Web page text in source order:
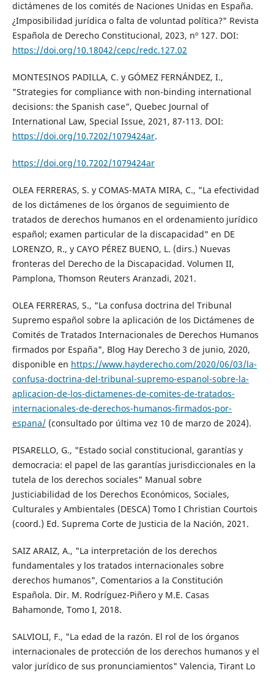
dictámenes de los comités de Naciones Unidas en España.
¿Imposibilidad jurídica o falta de voluntad política?" Revista
Española de Derecho Constitucional, 2023, nº 127. DOI:
https://doi.org/10.18042/cepc/redc.127.02
MONTESINOS PADILLA, C. y GÓMEZ FERNÁNDEZ, I.,
"Strategies for compliance with non-binding international
decisions: the Spanish case", Quebec Journal of
International Law, Special Issue, 2021, 87-113. DOI:
https://doi.org/10.7202/1079424ar.
https://doi.org/10.7202/1079424ar
OLEA FERRERAS, S. y COMAS-MATA MIRA, C., "La efectividad
de los dictámenes de los órganos de seguimiento de
tratados de derechos humanos en el ordenamiento jurídico
español; examen particular de la discapacidad" en DE
LORENZO, R., y CAYO PÉREZ BUENO, L. (dirs.) Nuevas
fronteras del Derecho de la Discapacidad. Volumen II,
Pamplona, Thomson Reuters Aranzadi, 2021.
OLEA FERRERAS, S., "La confusa doctrina del Tribunal
Supremo español sobre la aplicación de los Dictámenes de
Comités de Tratados Internacionales de Derechos Humanos
firmados por España", Blog Hay Derecho 3 de junio, 2020,
disponible en https://www.hayderecho.com/2020/06/03/la-
confusa-doctrina-del-tribunal-supremo-espanol-sobre-la-
aplicacion-de-los-dictamenes-de-comites-de-tratados-
internacionales-de-derechos-humanos-firmados-por-
espana/(consultado por última vez 10 de marzo de 2024).
PISARELLO, G., "Estado social constitucional, garantías y
democracia: el papel de las garantías jurisdiccionales en la
tutela de los derechos sociales" Manual sobre
Justiciabilidad de los Derechos Económicos, Sociales,
Culturales y Ambientales (DESCA) Tomo I Christian Courtois
(coord.) Ed. Suprema Corte de Justicia de la Nación, 2021.
SAIZ ARAIZ, A., "La interpretación de los derechos
fundamentales y los tratados internacionales sobre
derechos humanos", Comentarios a la Constitución
Española. Dir. M. Rodríguez-Piñero y M.E. Casas
Bahamonde, Tomo I, 2018.
SALVIOLI, F., "La edad de la razón. El rol de los órganos
internacionales de protección de los derechos humanos y el
valor jurídico de sus pronunciamientos" Valencia, Tirant Lo